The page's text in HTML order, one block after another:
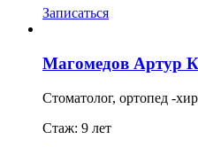
Записаться
Магомедов Артур
Стоматолог, ортопед -
Стаж: 9 лет